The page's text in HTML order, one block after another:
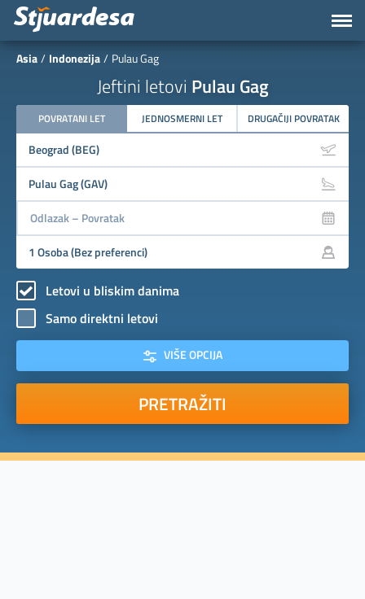
Asia Indonezija Pulau Gag
Jeftini letovi Pulau Gag
POVRATANI LET JEDNOSMERNI LET DRUGAČIJI POVRATAK
Letovi u bliskim danima
Samo direktni letovi
VIŠE OPCIJA
PRETRAŽITI